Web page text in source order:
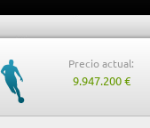
Precio actual:
9.947.200 €